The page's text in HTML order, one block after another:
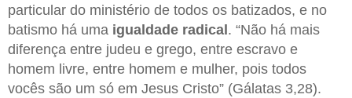
particular do ministério de todos os batizados, e no
batismo há uma igualdade radical . “Não há mais
diferença entre judeu e grego, entre escravo e
homem livre, entre homem e mulher, pois todos
vocês são um só em Jesus Cristo” (Gálatas 3,28).